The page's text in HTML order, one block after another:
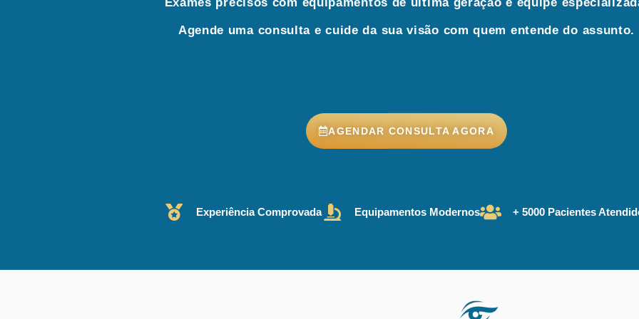
Agende uma consulta e cuide da sua visão com quem entende do assunto.
AGENDAR CONSULTA AGORA
Experiência Comprovada Equipamentos Modernos + 5000 Pacientes